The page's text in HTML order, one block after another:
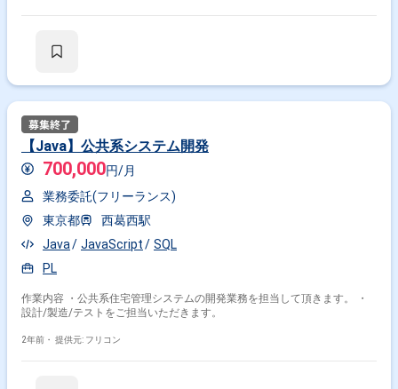
【Java】公共系システム開発
700,000円/月
業務委託(フリーランス)
東京都
西葛西駅
Java
JavaScript
SQL
PL
作業内容 ・公共系住宅管理システムの開発業務を担当して頂きます。 ・
設計/製造/テストをご担当いただきます。
2年前・ 提供元: フリコン